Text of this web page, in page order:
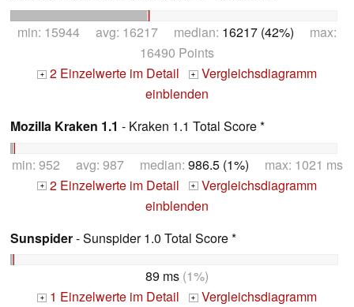
min: 15944 avg: 16217 median: 16217 (42%) max:
16490 Points
+ 2 Einzelwerte im Detail + Vergleichsdiagramm
einblenden
Mozilla Kraken 1.1 - Kraken 1.1 Total Score *
min: 952 avg: 987 median: 986.5 (1%) max: 1021 ms
+ 2 Einzelwerte im Detail + Vergleichsdiagramm
einblenden
Sunspider- Sunspider 1.0 Total Score *
89 ms (1%)
+ 1 Einzelwerte im Detail + Vergleichsdiagramm